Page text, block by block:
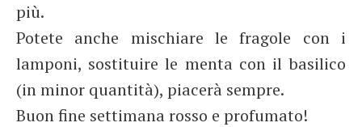
più.
Potete anche mischiare le fragole con i
lamponi, sostituire le menta con il basilico
(in minor quantità), piacerà sempre.
Buon fine settimana rosso e profumato!